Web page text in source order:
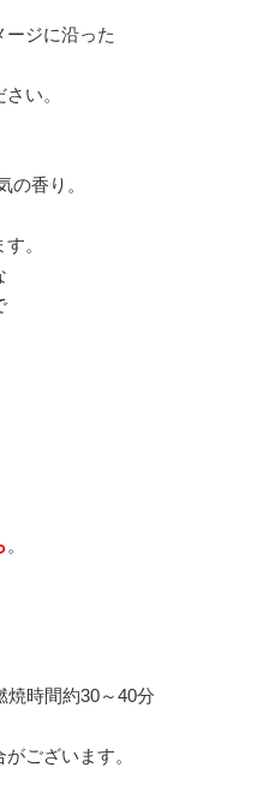
ージに沿った
い。
の香り。
。
。
焼時間約30～40分
ございます。